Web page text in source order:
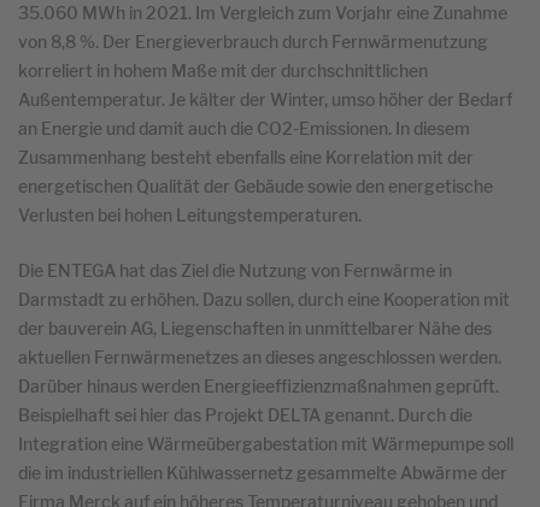
35.060 MWh in 2021. Im Vergleich zum Vorjahr eine Zunahme
von 8,8 %. Der Energieverbrauch durch Fernwärmenutzung
korreliert in hohem Maße mit der durchschnittlichen
Außentemperatur. Je kälter der Winter, umso höher der Bedarf
an Energie und damit auch die CO2-Emissionen. In diesem
Zusammenhang besteht ebenfalls eine Korrelation mit der
energetischen Qualität der Gebäude sowie den energetische
Verlusten bei hohen Leitungstemperaturen.
Die ENTEGA hat das Ziel die Nutzung von Fernwärme in
Darmstadt zu erhöhen. Dazu sollen, durch eine Kooperation mit
der bauverein AG, Liegenschaften in unmittelbarer Nähe des
aktuellen Fernwärmenetzes an dieses angeschlossen werden.
Darüber hinaus werden Energieeffizienzmaßnahmen geprüft.
Beispielhaft sei hier das Projekt DELTA genannt. Durch die
Integration eine Wärmeübergabestation mit Wärmepumpe soll
die im industriellen Kühlwassernetz gesammelte Abwärme der
Firma Merck auf ein höheres Temperaturniveau gehoben und